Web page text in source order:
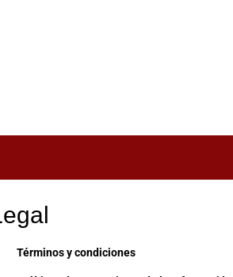
Términos y condiciones